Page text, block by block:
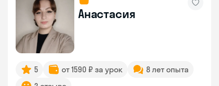
Анастасия
5 от 1590 ₽ за урок
8 лет опыта